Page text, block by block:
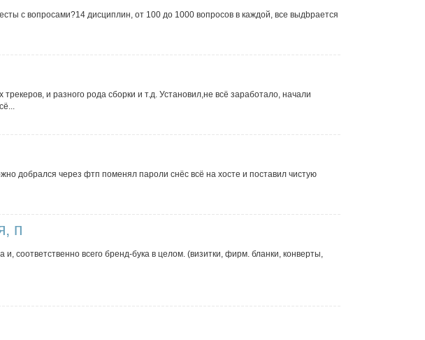
с вопросами?14 дисциплин, от 100 до 1000 вопросов в каждой, все выдbрается
и разного рода сборки и т.д. Установил,не всё заработало, начали
добрался через фтп поменял пароли снёс всё на хосте и поставил чистую
п
соответственно всего бренд-бука в целом. (визитки, фирм. бланки, конверты,